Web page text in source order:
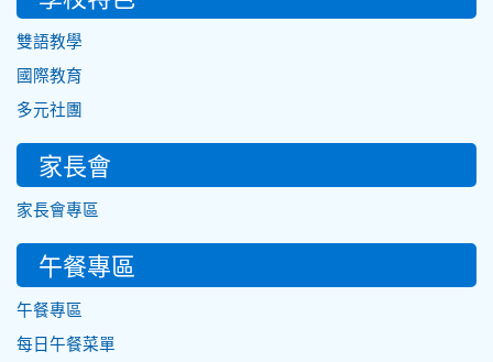
雙語教學
國際教育
多元社團
家長會
家長會專區
午餐專區
午餐專區
每日午餐菜單